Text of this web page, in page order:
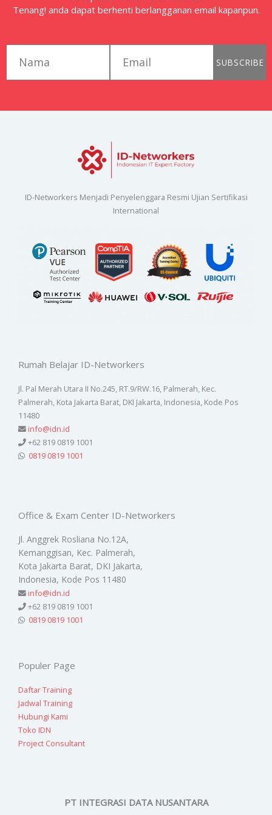
Tenang! anda dapat berhenti berlangganan email kapanpun.
SUBSCRIBE
ID-Networkers Menjadi Penyelenggara Resmi Ujian Sertifikasi
International
Rumah Belajar ID-Networkers
Jl. Pal Merah Utara II No.245, RT.9/RW.16, Palmerah, Kec.
Palmerah, Kota Jakarta Barat, DKI Jakarta, Indonesia, Kode Pos
11480
info@idn.id
+62 819 0819 1001
0819 0819 1001
Office & Exam Center ID-Networkers
Jl. Anggrek Rosliana No.12A,
Kemanggisan, Kec. Palmerah,
Kota Jakarta Barat, DKI Jakarta,
Indonesia, Kode Pos 11480
info@idn.id
+62 819 0819 1001
0819 0819 1001
Populer Page
Daftar Training
Jadwal Training
Hubungi Kami
Toko IDN
Project Consultant
PT INTEGRASI DATA NUSANTARA